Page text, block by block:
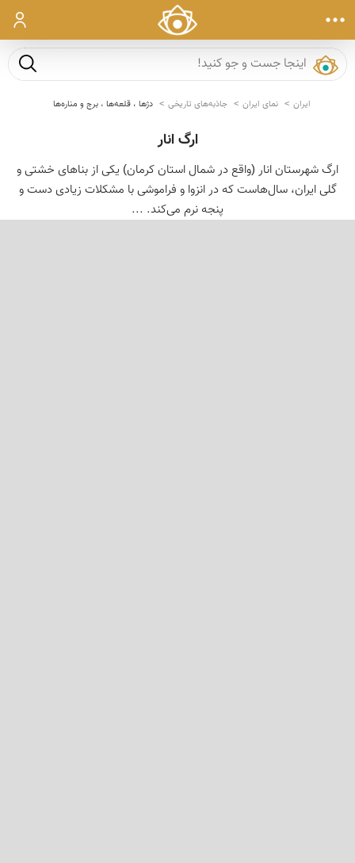
ورود
جست و
ایران نمای ایران جاذبه‌های تاریخی دژها ، قلعه‌ها ، برج و مناره‌ها
ارگ انار
ارگ شهرستان انار (واقع در شمال استان کرمان) یکی از بناهای خشتی و
گلی ایران، سال‌هاست که در انزوا و فراموشی با مشکلات زیادی دست و
پنجه نرم می‌کند. ...